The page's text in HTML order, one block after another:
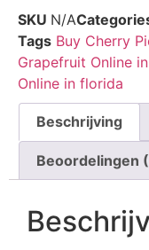
4.27 op 5
gebaseerd
op
klantbeoordelingen
SKU N/A
Tags Buy Cherry
Grapefruit Online
Online in florida
Beschrijving
Beoordelingen